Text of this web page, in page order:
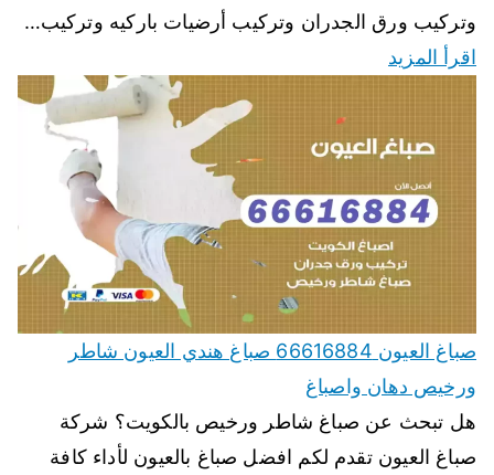
وتركيب ورق الجدران وتركيب أرضيات باركيه وتركيب…
اقرأ المزيد
صباغ العيون 66616884 صباغ هندي العيون شاطر
ورخيص دهان واصباغ
هل تبحث عن صباغ شاطر ورخيص بالكويت؟ شركة
صباغ العيون تقدم لكم افضل صباغ بالعيون لأداء كافة